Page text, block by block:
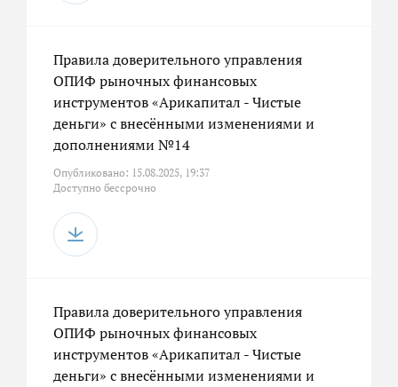
Правила доверительного управления
ОПИФ рыночных финансовых
инструментов «Арикапитал - Чистые
деньги» с внесёнными изменениями и
дополнениями №14
Опубликовано: 15.08.2025, 19:37
Доступно бессрочно
Правила доверительного управления
ОПИФ рыночных финансовых
инструментов «Арикапитал - Чистые
деньги» с внесёнными изменениями и